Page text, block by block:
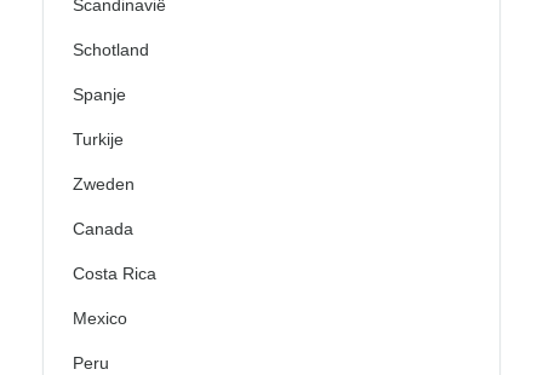
Scandinavië
Schotland
Spanje
Turkije
Zweden
Canada
Costa Rica
Mexico
Peru